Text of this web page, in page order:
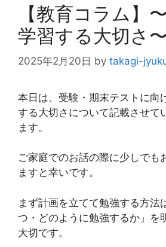
【教育コラム】
学習する大切さ
2025年2月20日 by takagi-
本日は、受験・期末テストに向
する大切さについて記載させて
ます。
ご家庭でのお話の際に少しでも
ますと幸いです。
まず計画を立てて勉強する方法
つ・どのように勉強するか」を
大切です。